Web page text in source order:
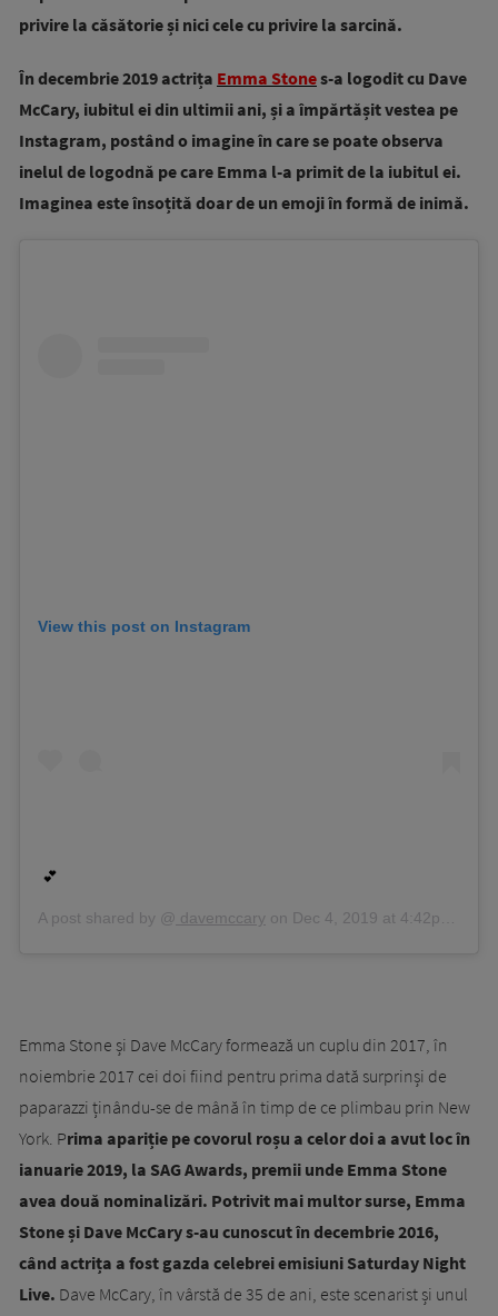
privire la căsătorie și nici cele cu privire la sarcină.
În decembrie 2019 actrița Emma Stones-a logodit cu Dave
McCary, iubitul ei din ultimii ani, și a împărtășit vestea pe
Instagram, postând o imagine în care se poate observa
inelul de logodnă pe care Emma l-a primit de la iubitul ei.
Imaginea este însoțită doar de un emoji în formă de inimă.
View this post on Instagram
💕
A post shared by @ davemccary on Dec 4, 2019 at 4:42pm PST
Emma Stone și Dave McCary formează un cuplu din 2017, în
noiembrie 2017 cei doi fiind pentru prima dată surprinși de
paparazzi ținându-se de mână în timp de ce plimbau prin New
York. Prima apariție pe covorul roșu a celor doi a avut loc în
ianuarie 2019, la SAG Awards, premii unde Emma Stone
avea două nominalizări. Potrivit mai multor surse, Emma
Stone și Dave McCary s-au cunoscut în decembrie 2016,
când actrița a fost gazda celebrei emisiuni Saturday Night
Live. Dave McCary, în vârstă de 35 de ani, este scenarist și unul